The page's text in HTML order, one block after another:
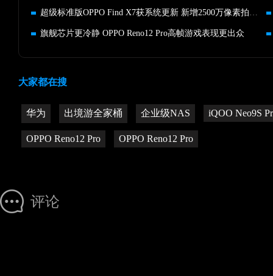
超级标准版OPPO Find X7获系统更新 新增2500万像素拍照模式
旗舰芯片更冷静 OPPO Reno12 Pro高帧游戏表现更出众
大家都在搜
华为 出境游全家桶 企业级NAS iQOO Neo9S
OPPO Reno12 Pro OPPO Reno12 Pro
评论